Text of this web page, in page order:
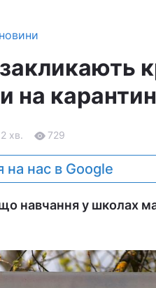
на карантин
2 хв. 729
на нас в Google
що навчання у школах